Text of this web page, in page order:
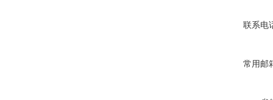
联系电
常用邮